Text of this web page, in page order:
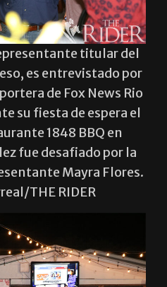
titular del
es entrevistado por
de Fox News Rio
su fiesta de espera el
1848 BBQ en
fue desafiado por la
Mayra Flores.
THE RIDER